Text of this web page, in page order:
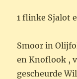
1 flinke Sjalot
Smoor in
en Knoflook ,
gescheurde